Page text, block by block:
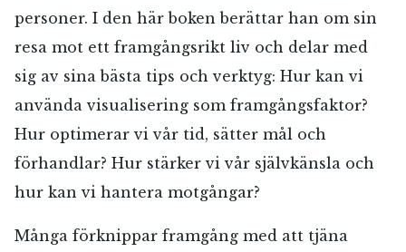
personer. I den här boken berättar han om sin
resa mot ett framgångsrikt liv och delar med
sig av sina bästa tips och verktyg: Hur kan vi
använda visualisering som framgångsfaktor?
Hur optimerar vi vår tid, sätter mål och
förhandlar? Hur stärker vi vår självkänsla och
hur kan vi hantera motgångar?
Många förknippar framgång med att tjäna